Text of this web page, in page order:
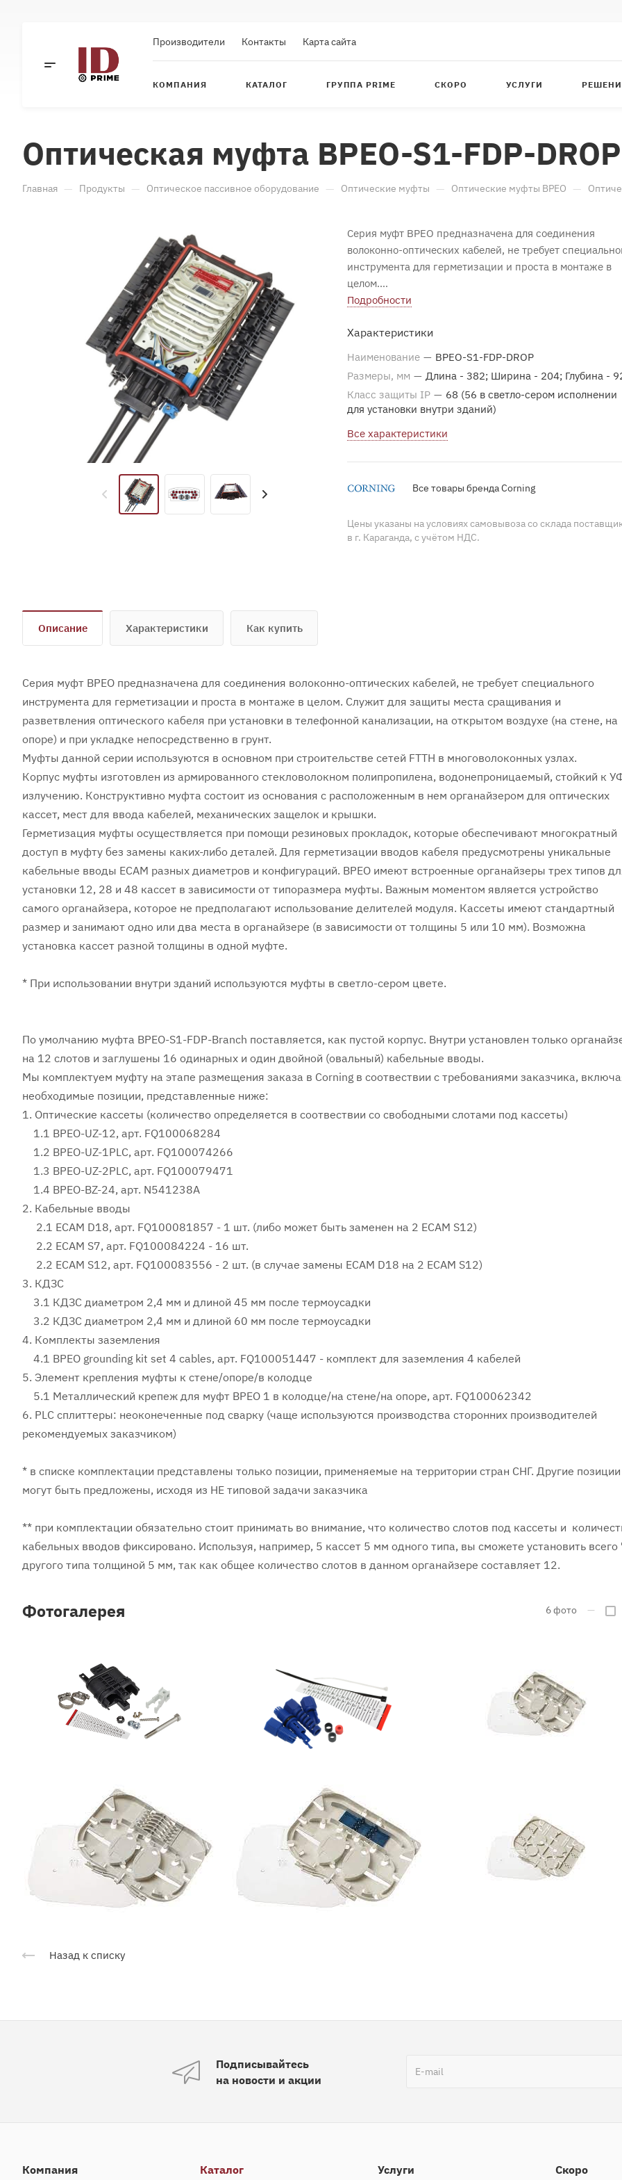
Производители Контакты Карта сайта
КОМПАНИЯ КАТАЛОГ ГРУППА PRIME СКОРО УСЛУГИ
Оптическая муфта BPEO-S1-FDP-DROP
Главная — Продукты — Оптическое пассивное оборудование — Оптические муфты — Оптические муфты BPEO —
Серия муфт BPEO предназначена для соединения
волоконно-оптических кабелей, не требует
инструмента для герметизации и проста в монтаже в
целом.
Муфты данной серии используются в основном при
Подробности
Характеристики
Наименование — BPEO-S1-FDP-DROP
Размеры, мм — Длина - 382; Ширина - 204; Глубина -
Класс защиты IP — 68 (56 в светло-сером исполнении
для установки внутри зданий)
Все характеристики
Все товары бренда Corning
Цены указаны на условиях самовывоза со склада
в г. Караганда, с учётом НДС.
Описание Характеристики Как купить
Серия муфт BPEO предназначена для соединения волоконно-оптических кабелей, не требует специального
инструмента для герметизации и проста в монтаже в целом. Служит для защиты места сращивания и
разветвления оптического кабеля при установки в телефонной канализации, на открытом воздухе (на стене, на
опоре) и при укладке непосредственно в грунт.
Муфты данной серии используются в основном при строительстве сетей FTTH в многоволоконных узлах.
Корпус муфты изготовлен из армированного стекловолокном полипропилена, водонепроницаемый, стойкий к
излучению. Конструктивно муфта состоит из основания с расположенным в нем органайзером для оптических
кассет, мест для ввода кабелей, механических защелок и крышки.
Герметизация муфты осуществляется при помощи резиновых прокладок, которые обеспечивают многократный
доступ в муфту без замены каких-либо деталей. Для герметизации вводов кабеля предусмотрены уникальные
кабельные вводы ECAM разных диаметров и конфигураций. ВРЕО имеют встроенные органайзеры трех типов
установки 12, 28 и 48 кассет в зависимости от типоразмера муфты. Важным моментом является устройство
самого органайзера, которое не предполагают использование делителей модуля. Кассеты имеют стандартный
размер и занимают одно или два места в органайзере (в зависимости от толщины 5 или 10 мм). Возможна
установка кассет разной толщины в одной муфте.
* При использовании внутри зданий используются муфты в светло-сером цвете.
По умолчанию муфта BPEO-S1-FDP-Branch поставляется, как пустой корпус. Внутри установлен только
на 12 слотов и заглушены 16 одинарных и один двойной (овальный) кабельные вводы.
Мы комплектуем муфту на этапе размещения заказа в Corning в соотвествии с требованиями заказчика,
необходимые позиции, представленные ниже:
1. Оптические кассеты (количество определяется в соотвествии со свободными слотами под кассеты)
1.1 BPEO-UZ-12, арт. FQ100068284
1.2 BPEO-UZ-1PLC, арт. FQ100074266
1.3 BPEO-UZ-2PLC, арт. FQ100079471
1.4 BPEO-BZ-24, арт. N541238A
2. Кабельные вводы
2.1 ECAM D18, арт. FQ100081857 - 1 шт. (либо может быть заменен на 2 ECAM S12)
2.2 ECAM S7, арт. FQ100084224 - 16 шт.
2.2 ECAM S12, арт. FQ100083556 - 2 шт. (в случае замены ECAM D18 на 2 ECAM S12)
3. КДЗС
3.1 КДЗС диаметром 2,4 мм и длиной 45 мм после термоусадки
3.2 КДЗС диаметром 2,4 мм и длиной 60 мм после термоусадки
4. Комплекты заземления
4.1 BPEO grounding kit set 4 cables, арт. FQ100051447 - комплект для заземления 4 кабелей
5. Элемент крепления муфты к стене/опоре/в колодце
5.1 Металлический крепеж для муфт BPEO 1 в колодце/на стене/на опоре, арт. FQ100062342
6. PLC сплиттеры: неоконеченные под сварку (чаще используются производства сторонних производителей
рекомендуемых заказчиком)
* в списке комплектации представлены только позиции, применяемые на территории стран СНГ. Другие позиции
могут быть предложены, исходя из НЕ типовой задачи заказчика
** при комплектации обязательно стоит принимать во внимание, что количество слотов под кассеты и
кабельных вводов фиксировано. Используя, например, 5 кассет 5 мм одного типа, вы сможете установить всего
другого типа толщиной 5 мм, так как общее количество слотов в данном органайзере составляет 12.
Фотогалерея 6фото —
Назад к списку
Подписывайтесь
на новости и акции
Компания Каталог Услуги Скоро